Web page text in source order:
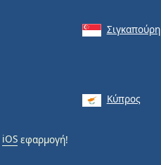
Σιγκαπούρη
Κύπρος
iOS εφαρμογή!